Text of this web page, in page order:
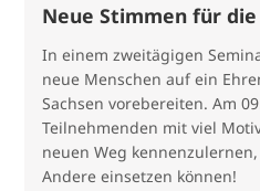
Neue Stimmen für
In einem zweitägigen
neue Menschen auf ein
Sachsen vorebereiten. Am
Teilnehmenden mit viel
neuen Weg
Andere einsetzen können!